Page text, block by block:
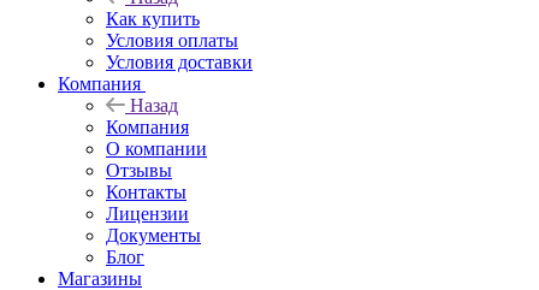
Как купить
Условия оплаты
Условия доставки
Компания
Назад
Компания
О компании
Отзывы
Контакты
Лицензии
Документы
Блог
Магазины